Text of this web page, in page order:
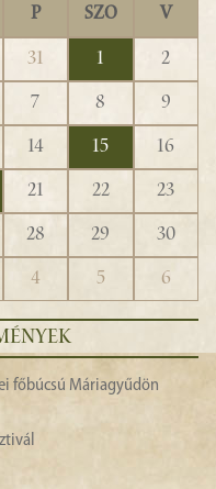
P SZO V
31 1
2
7 8
9
14 15
16
21 22
23
28 29
30
4 5 6
főbúcsú Máriagyűdön